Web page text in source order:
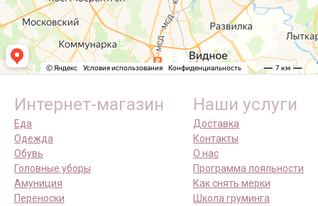
Интернет-магазин
Еда
Одежда
Обувь
Головные уборы
Амуниция
Переноски
Наши услуги
Доставка
Контакты
О нас
Программа лояльности
Как снять мерки
Школа груминга